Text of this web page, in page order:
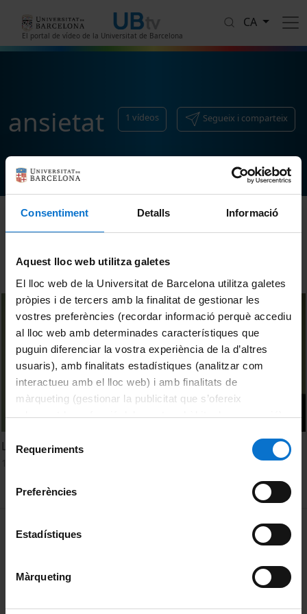
Consentiment Detalls Informació
Aquest lloc web utilitza galetes
El lloc web de la Universitat de Barcelona utilitza galetes
pròpies i de tercers amb la finalitat de gestionar les
vostres preferències (recordar informació perquè accediu
al lloc web amb determinades característiques que
puguin diferenciar la vostra experiència de la d’altres
usuaris), amb finalitats estadístiques (analitzar com
interactueu amb el lloc web) i amb finalitats de
màrqueting (gestionar la publicitat que s’ofereix
adequant-la en funció dels vostres hàbits de navegació).
consultar laPolítica de galetes del lloc web de la
Selecció
de Requeriments
Preferències
Estadístiques
Màrqueting
El portal de vídeo de la Universitat de Barcelona
CA
ansietat 1 vídeos Segueix i comparteix
Ordenar
L’ecoansietat pot radicalitzar l’activisme climàtic?
MENÚ PEU 1
Privadesa i termes